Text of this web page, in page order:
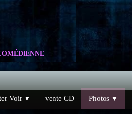
Voir ▼ vente CD Photos ▼